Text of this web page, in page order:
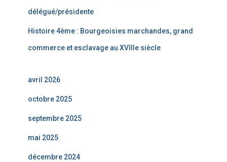
délégué/présidente
Histoire 4ème : Bourgeoisies marchandes, grand
commerce et esclavage au XVIIIe siècle
avril 2026
octobre 2025
septembre 2025
mai 2025
décembre 2024